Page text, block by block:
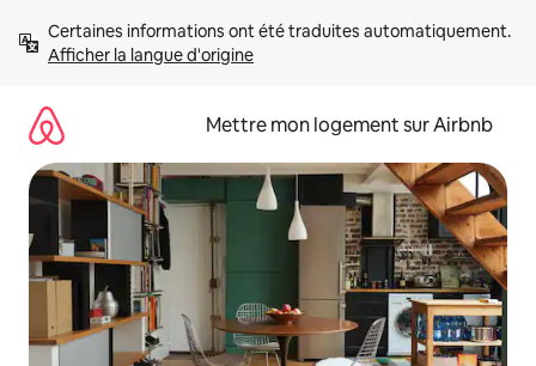
directement
Afficher la langue d'origine
Mettre mon logement sur Airbnb